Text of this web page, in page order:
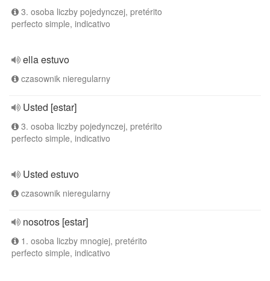
3. osoba liczby pojedynczej, pretérito
perfecto simple, indicativo
ella estuvo
czasownik nieregularny
Usted [estar]
3. osoba liczby pojedynczej, pretérito
perfecto simple, indicativo
Usted estuvo
czasownik nieregularny
nosotros [estar]
1. osoba liczby mnogiej, pretérito
perfecto simple, indicativo